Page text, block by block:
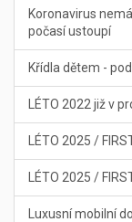
Koronavirus
počasí ustoupí
Křídla dětem -
LÉTO 2022 již v
LÉTO 2025 /
LÉTO 2025 /
Luxusní mobilní